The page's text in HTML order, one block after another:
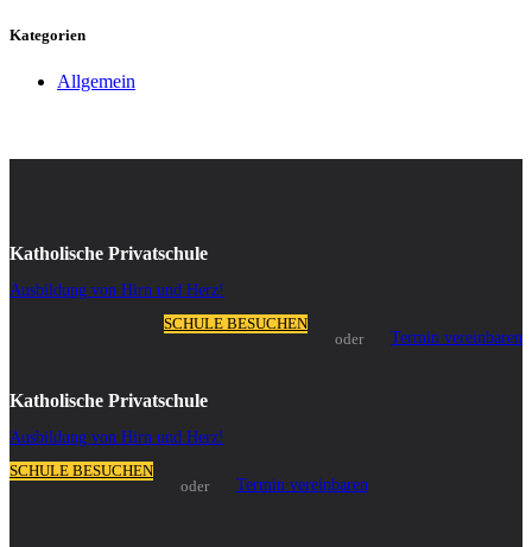
Kategorien
Allgemein
Katholische Privatschule
Ausbildung von Hirn und Herz!
Termin vereinbaren
oder
SCHULE BESUCHEN
Katholische Privatschule
Ausbildung von Hirn und Herz!
SCHULE BESUCHEN
oder
Termin vereinbaren